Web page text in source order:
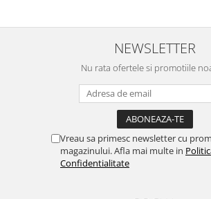
pe toată durata sesiunii. Chiar
dacă nu conține tutun, senzația
ramane
camera de
NEWSLETTER
Nu rata ofertele si promotiile
Vreau sa primesc newsletter cu
magazinului. Afla mai multe in
Confidentialitate